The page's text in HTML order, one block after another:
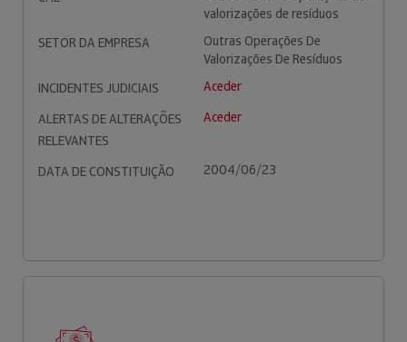
valorizações de resíduos
SETOR DA EMPRESA
Outras Operações De
Valorizações De Resíduos
INCIDENTES JUDICIAIS
Aceder
ALERTAS DE ALTERAÇÕES
RELEVANTES
Aceder
DATA DE CONSTITUIÇÃO 2004/06/23